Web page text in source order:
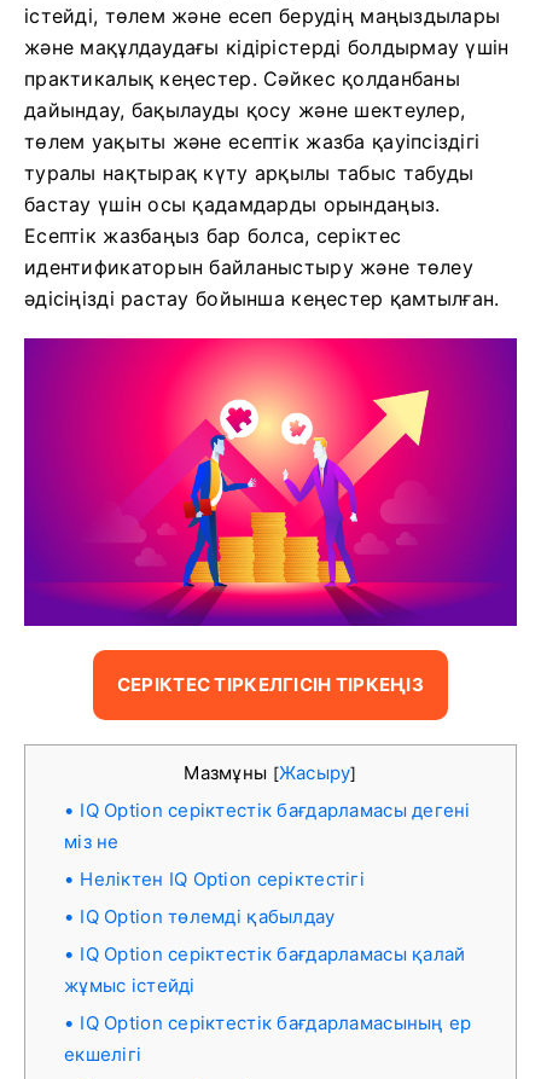
істейді, төлем және есеп берудің маңыздылары
және мақұлдаудағы кідірістерді болдырмау үшін
практикалық кеңестер. Сәйкес қолданбаны
дайындау, бақылауды қосу және шектеулер,
төлем уақыты және есептік жазба қауіпсіздігі
туралы нақтырақ күту арқылы табыс табуды
бастау үшін осы қадамдарды орындаңыз.
Есептік жазбаңыз бар болса, серіктес
идентификаторын байланыстыру және төлеу
әдісіңізді растау бойынша кеңестер қамтылған.
СЕРІКТЕС ТІРКЕЛГІСІН ТІРКЕҢІЗ
Мазмұны [Жасыру]
IQ Option серіктестік бағдарламасы дегені
міз не
Неліктен IQ Option серіктестігі
IQ Option төлемді қабылдау
IQ Option серіктестік бағдарламасы қалай
жұмыс істейді
IQ Option серіктестік бағдарламасының ер
екшелігі